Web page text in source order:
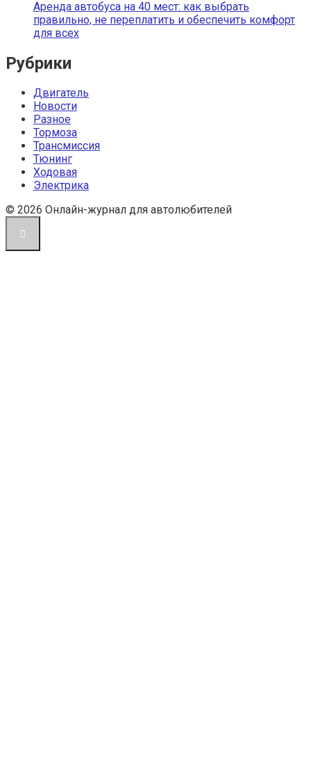
Аренда автобуса на 40 мест: как выбрать
правильно, не переплатить и обеспечить комфорт
для всех
Рубрики
Двигатель
Новости
Разное
Тормоза
Трансмиссия
Тюнинг
Ходовая
Электрика
© 2026 Онлайн-журнал для автолюбителей